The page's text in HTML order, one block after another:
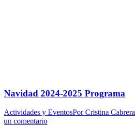
Navidad 2024-2025 Programa
Actividades y EventosPorCristina Cabrera
un comentario